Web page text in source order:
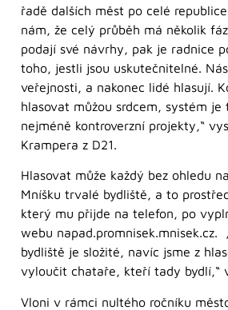
řadě dalších měst po celé
nám, že celý průběh má několik
podají své návrhy, pak je radnice
toho, jestli jsou uskutečnitelné.
veřejnosti, a nakonec lidé hlasují.
hlasovat můžou srdcem, systém je
nejméně kontroverzní projekty,“
Krampera z D21.
Hlasovat může každý bez ohledu
Mníšku trvalé bydliště, a to
který mu přijde na telefon, po
webu napad.promnisek.mnisek.cz.
bydliště je složité, navíc jsme z
vyloučit chataře, kteří tady bydlí,“
Vloni v rámci nultého ročníku